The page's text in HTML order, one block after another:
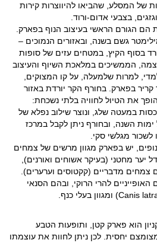
של המסלע, שהביאו להיווצרות קירות
בצבעי אדום-ורוד.
הם הגורם הראשי בעיצוב הנוף בפארק.
הגבוה יורדים כ-600 מילימטר גשם בשנה, ובאזורים הנמוכים –
בסוף הקיץ, במטחים עזים של סופות
הממשיכים במלאכת השיוף והעיצוב
למרות שלמעלה, על קו המצוקים,
בפארק. בחורף הקר יורדת באזור
את הטיול לחוויה בלתי נשכחת:
במעטה שלג, ונוצר שילוב נפלא של
השנה, ובחורף ניתן לקבל במרכז
מגלשי סקי.
יש בפארק מגוון מרשים של צמחים
יער מחטני (בעיקר אשוחים ואורנים),
צמחים מדבריים (קקטוסים וערערים).
להרי הרוקי, ובהם הסנאי
הוא פארק קטן, ותופעות הטבע
יחסית. לכן ניתן לחוות את עוצמתו